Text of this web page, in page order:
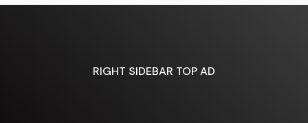
RIGHT SIDEBAR TOP AD